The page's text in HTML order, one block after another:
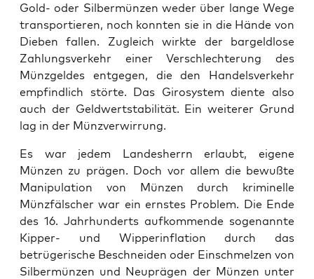
Gold- oder Sil­ber­münzen wed­er über lange Wege
trans­portieren, noch kon­nten sie in die Hände von
Dieben fall­en. Zugle­ich wirk­te der bargeld­lose
Zahlungsverkehr ein­er Ver­schlechterung des
Münzgeldes ent­ge­gen, die den Han­delsverkehr
empfind­lich störte. Das Girosys­tem diente also
auch der Geld­w­ert­sta­bil­ität. Ein weit­er­er Grund
lag in der Münzver­wirrung.
Es war jedem Lan­desh­er­rn erlaubt, eigene
Münzen zu prä­gen. Doch vor allem die bewußte
Manip­u­la­tion von Münzen durch krim­inelle
Münzfälsch­er war ein ern­stes Prob­lem. Die Ende
des 16. Jahrhun­derts aufk­om­mende soge­nan­nte
Kip­per- und Wip­per­in­fla­tion durch das
betrügerische Beschnei­den oder Ein­schmelzen von
Sil­ber­münzen und Neuprä­gen der Münzen unter